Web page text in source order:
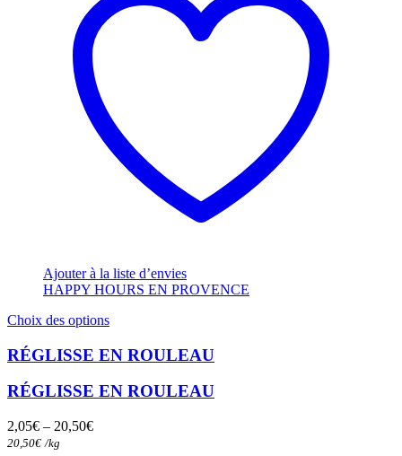
Ajouter à la liste d’envies
HAPPY HOURS EN PROVENCE
Choix des optionsCe
a
plusieurs
variations.
Les
RÉGLISSE EN ROULEAU
RÉGLISSE EN ROULEAU
2,05€ – 20,50€
20,50€ /kg